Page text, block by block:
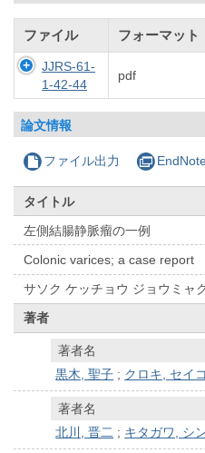
ファイル フォーマット
JJRS-61-
1-42-44
pdf
論文情報
ファイル出力
タイトル
左側結腸静脈瘤の一例
Colonic varices; a case report
サソク ケッチョウ ジョウミャ
著者
著者名
黒木, 聖子 ; クロキ, セイコ
著者名
北川, 晋二 ; キタガワ, シ